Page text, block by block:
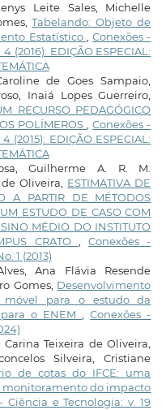
Leite Sales, Michelle
Tabelando: Objeto de
Estatístico ,Conexões -
(2016): EDIÇÃO ESPECIAL:
de Goes Sampaio,
Inaiá Lopes Guerreiro,
RECURSO PEDAGÓGICO
POLÍMEROS ,Conexões -
(2015): EDIÇÃO ESPECIAL:
Guilherme A. R. M.
Oliveira, ESTIMATIVA DE
A PARTIR DE MÉTODOS
ESTUDO DE CASO COM
MÉDIO DO INSTITUTO
CRATO ,Conexões -
1 (2013)
Ana Flávia Resende
Gomes, Desenvolvimento
móvel para o estudo da
o ENEM,Conexões -
Carina Teixeira de Oliveira,
Silveira, Cristiane
de cotas do IFCE: uma
do impacto
Ciência e Tecnologia: v. 19